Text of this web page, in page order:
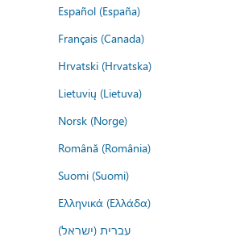
Español (España)
Français (Canada)
Hrvatski (Hrvatska)
Lietuvių (Lietuva)
Norsk (Norge)
Română (România)
Suomi (Suomi)
Ελληνικά (Ελλάδα)
עברית (ישראל)